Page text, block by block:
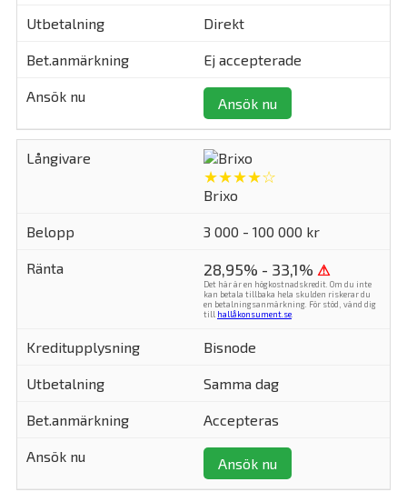
Direkt
Ej accepterade
Ansök nu
★★★★☆
Brixo
3 000 - 100 000 kr
28,95% - 33,1% ⚠
Det här är en högkostnadskredit. Om du inte
kan betala tillbaka hela skulden riskerar du
en betalningsanmärkning. För stöd, vänd dig
till hallåkonsument.se
Bisnode
Samma dag
Accepteras
Ansök nu